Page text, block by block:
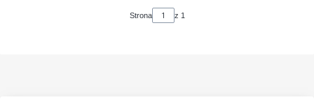
Strona z 1